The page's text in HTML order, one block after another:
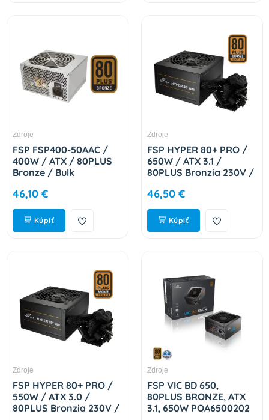
Zdroje
FSP FSP400-50AAC /
400W / ATX / 80PLUS
Bronze / Bulk
46,10 €
Kúpiť
Zdroje
FSP HYPER 80+ PRO /
650W / ATX 3.1 /
80PLUS Bronzia 230V /
46,50 €
Kúpiť
Zdroje
FSP HYPER 80+ PRO /
550W / ATX 3.0 /
80PLUS Bronzia 230V /
Zdroje
FSP VIC BD 650,
80PLUS BRONZE, ATX
3.1, 650W POA6500202